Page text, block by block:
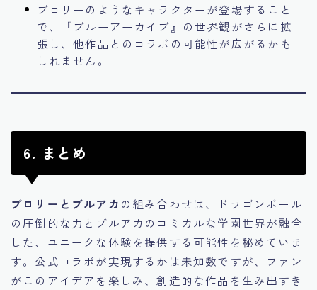
ブロリーのようなキャラクターが登場すること
で、『ブルーアーカイブ』の世界観がさらに拡
張し、他作品とのコラボの可能性が広がるかも
しれません。
6. まとめ
ブロリーとブルアカ の組み合わせは、ドラゴンボール
の圧倒的な力とブルアカのコミカルな学園世界が融合
した、ユニークな体験を提供する可能性を秘めていま
す。公式コラボが実現するかは未知数ですが、ファン
がこのアイデアを楽しみ、創造的な作品を生み出すき